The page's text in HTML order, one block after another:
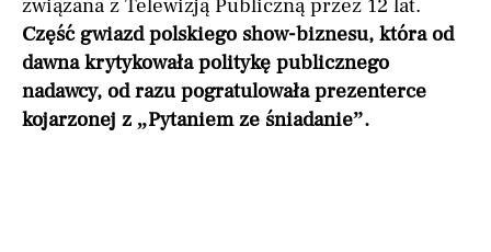
związana z Telewizją Publiczną przez 12 lat.
Część gwiazd polskiego show-biznesu, która od
dawna krytykowała politykę publicznego
nadawcy, od razu pogratulowała prezenterce
kojarzonej z „Pytaniem ze śniadanie”.